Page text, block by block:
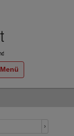
Menü
›